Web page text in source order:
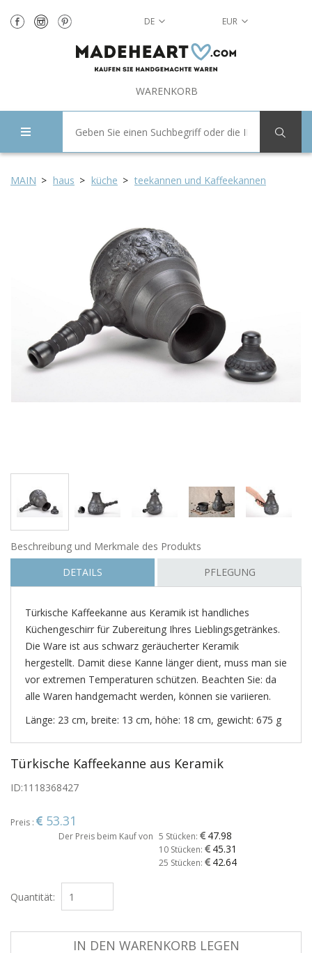
DE EUR
WARENKORB
MAIN haus küche teekannen und Kaffeekannen
Beschreibung und Merkmale des Produkts
DETAILS
PFLEGUNG
Türkische Kaffeekanne aus Keramik ist handliches
Küchengeschirr für Zubereitung Ihres Lieblingsgetränkes.
Die Ware ist aus schwarz geräucherter Keramik
hergestellt. Damit diese Kanne länger dient, muss man sie
vor extremen Temperaturen schützen. Beachten Sie: da
alle Waren handgemacht werden, können sie variieren.
Länge: 23 cm, breite: 13 cm, höhe: 18 cm, gewicht: 675 g
Türkische Kaffeekanne aus Keramik
ID:1118368427
Preis : 53.31
Der Preis beim Kauf von 5 Stücken: 47.98
10 Stücken: 45.31
25 Stücken: 42.64
Quantität:
IN DEN WARENKORB LEGEN